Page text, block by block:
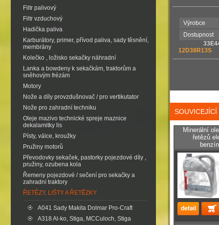
Filtr palivový
Filtr vzduchový
Hadička paliva
Karburátory, primer, přívod paliva, sady těsnění,
membrány
Kolečko , ložisko sekačky náhradní
Lanka a bowdeny k sekačkám, traktorům a
sněhovým frézám
Motory
Nože a díly provzdušnovač / pro vertikutator
Nože pro zahradní techniku
Oleje mazivo technické spreje maznice
dekalamitky lis
Písty, válce, kroužky
Pružiny motorů
Převodovky sekaček, pastorky pojezdové díly ,
pružiny, ozubena kola
Řemeny pojezdové / sečení pro sekačky a
zahradní traktory
ŘETĚZY, LIŠTY A ŘETĚZKY
A041 Sady Makita Dolmar Pro-Craft
A318 Al-ko, Stiga, MCCuloch, Stiga
Výrobce
Dostupnost
12D38R13S
Minerální
řetězů